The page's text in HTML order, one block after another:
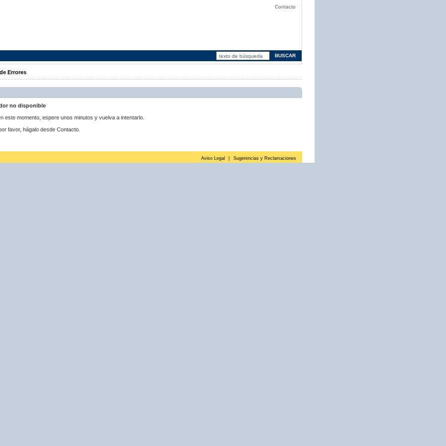
Contacto
Errores
no disponible
este momento, espere unos minutos y vuelva a intentarlo.
favor, hágalo desde Contacto.
Aviso Legal Sugerencias y Reclamaciones